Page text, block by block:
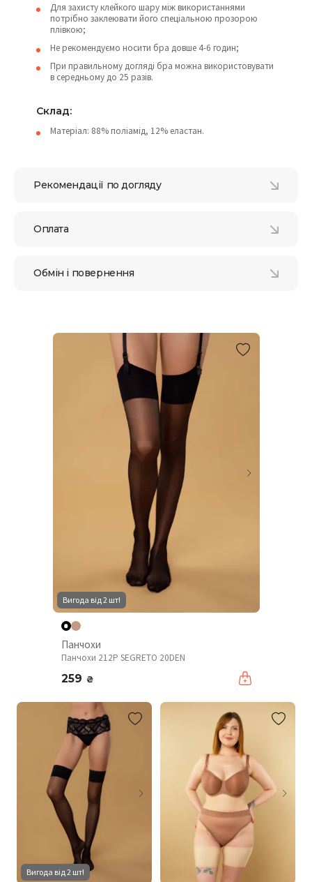
Для захисту клейкого шару між використаннями
потрібно заклеювати його спеціальною прозорою
плівкою;
Не рекомендуємо носити бра довше 4-6 годин;
При правильному догляді бра можна використовувати
в середньому до 25 разів.
Склад:
Матеріал: 88% поліамід, 12% еластан.
Рекомендації по догляду
Оплата
Обмін і повернення
Вигода від 2 шт!
Панчохи
Панчохи 212P SEGRETO 20DEN
259 ₴
Вигода від 2 шт!